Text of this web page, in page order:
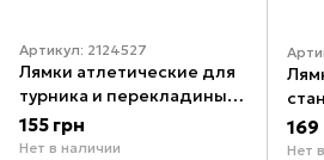
Артикул: 2124527
Лямки атлетические для
турника и перекладины
черные EasyFit
155 грн
Нет в наличии
169
Нет